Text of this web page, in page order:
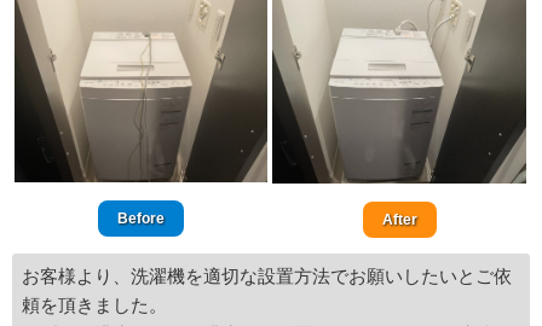
Before After
お客様より、洗濯機を適切な設置方法でお願いしたいとご依
頼を頂きました。